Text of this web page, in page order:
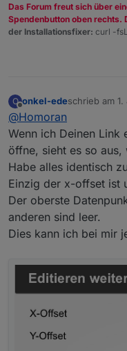
Das Forum freut sich über
Spendenbutton oben rechts.
der Installationsfixer: curl -
O
Offline
onkel-edeschrieb am
zuletzt
@Homoran
Wenn ich Deinen Link
öffne, sieht es so aus,
Habe alles identisch
Einzig der x-offset ist
Der oberste
anderen sind leer.
Dies kann ich bei mir